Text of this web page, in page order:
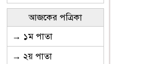
আজকের পত্রিকা
→ ১ম পাতা
→ ২য় পাতা